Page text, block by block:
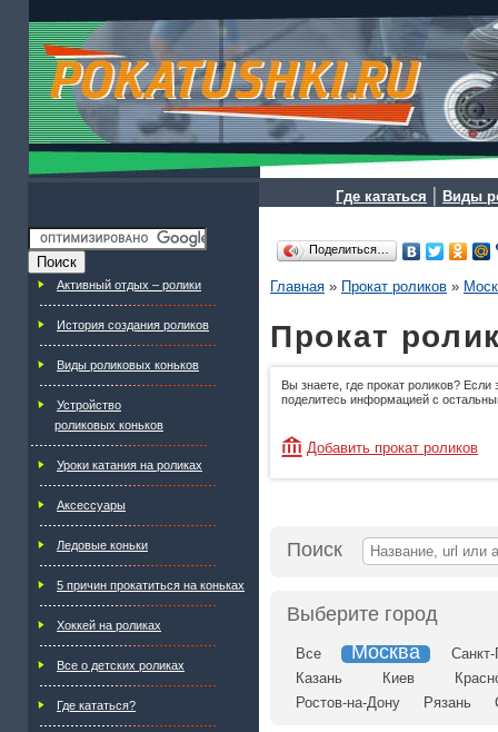
Где кататься | Виды
Активный отдых – ролики
История создания роликов
Виды роликовых коньков
Устройство
роликовых коньков
Уроки катания на роликах
Аксессуары
Ледовые коньки
5 причин прокатиться на коньках
Хоккей на роликах
Все о детских роликах
Где кататься?
Поделиться…
Главная » Прокат роликов »
Прокат
Вы знаете, где прокат роликов? Если
поделитесь информацией с
Добавить прокат роликов
Поиск
Выберите город
Все Москва
Санкт-
Казань
Киев
Ростов-на-Дону
Рязань